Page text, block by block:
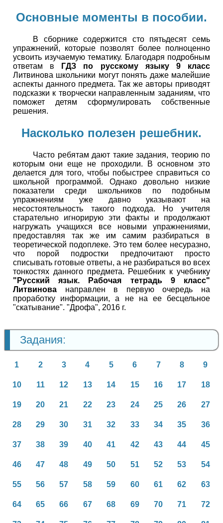
Основные моменты в пособии.
В сборнике содержится сто пятьдесят семь
упражнений, которые позволят более полноценно
усвоить изучаемую тематику. Благодаря подробным
ответам в
ГДЗ по русскому языку 9 класс
Литвинова школьники могут понять даже малейшие
аспекты данного предмета. Так же авторы приводят
подсказки к творчески направленным заданиям, что
поможет детям сформулировать собственные
решения.
Насколько полезен решебник.
Часто ребятам дают такие задания, теорию по
которым они еще не проходили. В основном это
делается для того, чтобы побыстрее справиться со
школьной программой. Однако довольно низкие
показатели среди школьников по подобным
упражнениям уже давно указывают на
несостоятельность такого подхода. Но учителя
старательно игнорирую эти факты и продолжают
нагружать учащихся все новыми упражнениями,
предоставляя так же им самим разбираться в
теоретической подоплеке. Это тем более несуразно,
что порой подростки предпочитают просто
списывать готовые ответы, а не разбираться во всех
тонкостях данного предмета. Решебник к учебнику
"Русский язык. Рабочая тетрадь 9 класс"
Литвинова направлен в первую очередь на
проработку информации, а не на ее бесцельное
"скатывание". "Дрофа", 2016 г.
Задания:
1 2 3 4 5 6 7 8 9
10 11 12 13 14 15 16 17 18
19 20 21 22 23 24 25 26 27
28 29 30 31 32 33 34 35 36
37 38 39 40 41 42 43 44 45
46 47 48 49 50 51 52 53 54
55 56 57 58 59 60 61 62 63
64 65 66 67 68 69 70 71 72